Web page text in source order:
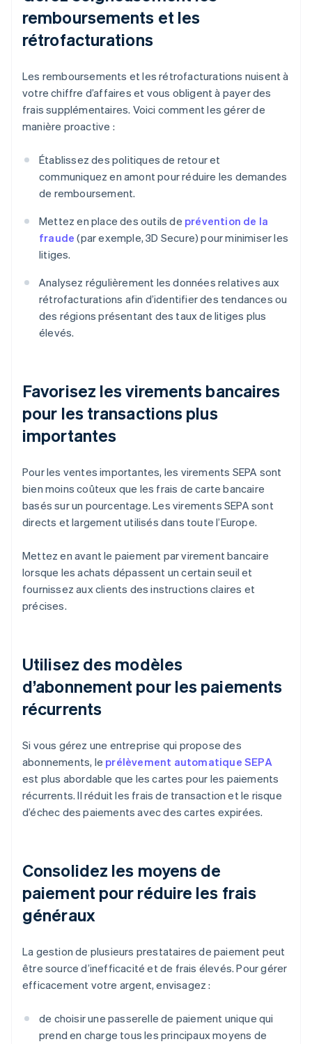
remboursements et les
rétrofacturations
Les remboursements et les rétrofacturations nuisent à
votre chiffre d’affaires et vous obligent à payer des
frais supplémentaires. Voici comment les gérer de
manière proactive :
Établissez des politiques de retour et
communiquez en amont pour réduire les demandes
de remboursement.
Mettez en place des outils de prévention de la
fraude (par exemple, 3D Secure) pour minimiser les
litiges.
Analysez régulièrement les données relatives aux
rétrofacturations afin d’identifier des tendances ou
des régions présentant des taux de litiges plus
élevés.
Favorisez les virements bancaires
pour les transactions plus
importantes
Pour les ventes importantes, les virements SEPA sont
bien moins coûteux que les frais de carte bancaire
basés sur un pourcentage. Les virements SEPA sont
directs et largement utilisés dans toute l’Europe.
Mettez en avant le paiement par virement bancaire
lorsque les achats dépassent un certain seuil et
fournissez aux clients des instructions claires et
précises.
Utilisez des modèles
d’abonnement pour les paiements
récurrents
Si vous gérez une entreprise qui propose des
abonnements, le prélèvement automatique SEPA
est plus abordable que les cartes pour les paiements
récurrents. Il réduit les frais de transaction et le risque
d’échec des paiements avec des cartes expirées.
Consolidez les moyens de
paiement pour réduire les frais
généraux
La gestion de plusieurs prestataires de paiement peut
être source d’inefficacité et de frais élevés. Pour gérer
efficacement votre argent, envisagez :
de choisir une passerelle de paiement unique qui
prend en charge tous les principaux moyens de